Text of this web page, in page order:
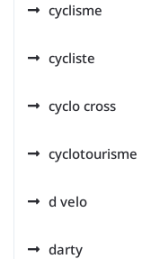
cyclisme
cycliste
cyclo cross
cyclotourisme
d velo
darty